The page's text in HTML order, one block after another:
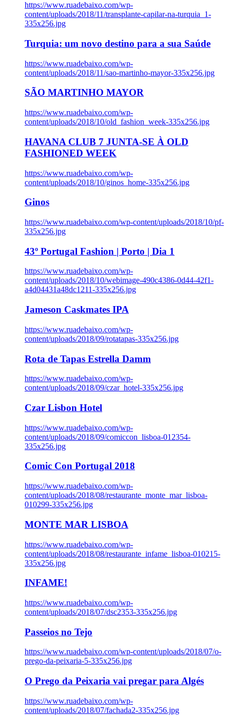
https://www.ruadebaixo.com/wp-
content/uploads/2018/11/transplante-capilar-na-turquia_1-
335x256.jpg
Turquia: um novo destino para a sua Saúde
https://www.ruadebaixo.com/wp-
content/uploads/2018/11/sao-martinho-mayor-335x256.jpg
SÃO MARTINHO MAYOR
https://www.ruadebaixo.com/wp-
content/uploads/2018/10/old_fashion_week-335x256.jpg
HAVANA CLUB 7 JUNTA-SE À OLD
FASHIONED WEEK
https://www.ruadebaixo.com/wp-
content/uploads/2018/10/ginos_home-335x256.jpg
Ginos
https://www.ruadebaixo.com/wp-content/uploads/2018/10/pf-
335x256.jpg
43º Portugal Fashion | Porto | Dia 1
https://www.ruadebaixo.com/wp-
content/uploads/2018/10/webimage-490c4386-0d44-42f1-
a4d04431a48dc1211-335x256.jpg
Jameson Caskmates IPA
https://www.ruadebaixo.com/wp-
content/uploads/2018/09/rotatapas-335x256.jpg
Rota de Tapas Estrella Damm
https://www.ruadebaixo.com/wp-
content/uploads/2018/09/czar_hotel-335x256.jpg
Czar Lisbon Hotel
https://www.ruadebaixo.com/wp-
content/uploads/2018/09/comiccon_lisboa-012354-
335x256.jpg
Comic Con Portugal 2018
https://www.ruadebaixo.com/wp-
content/uploads/2018/08/restaurante_monte_mar_lisboa-
010299-335x256.jpg
MONTE MAR LISBOA
https://www.ruadebaixo.com/wp-
content/uploads/2018/08/restaurante_infame_lisboa-010215-
335x256.jpg
INFAME!
https://www.ruadebaixo.com/wp-
content/uploads/2018/07/dsc2353-335x256.jpg
Passeios no Tejo
https://www.ruadebaixo.com/wp-content/uploads/2018/07/o-
prego-da-peixaria-5-335x256.jpg
O Prego da Peixaria vai pregar para Algés
https://www.ruadebaixo.com/wp-
content/uploads/2018/07/fachada2-335x256.jpg